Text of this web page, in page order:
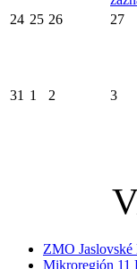
24 25 26 27
31 1 2 3
ZMO Jaslovské
Mikroregión 11